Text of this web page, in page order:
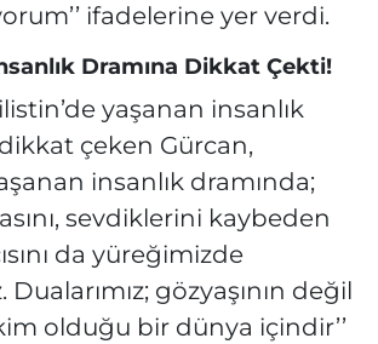
ifadelerine yer verdi.
Dramına Dikkat Çekti!
yaşanan insanlık
çeken Gürcan,
insanlık dramında;
sevdiklerini kaybeden
da yüreğimizde
gözyaşının değil
olduğu bir dünya içindir’’